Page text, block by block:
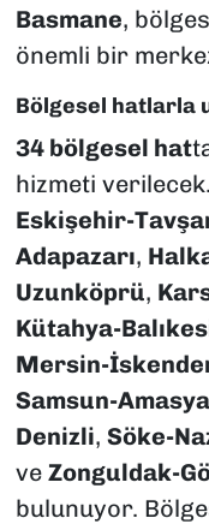
Basmane,
önemli bir
Bölgesel hatlarla
34 bölgesel hat
hizmeti
Eskişehir-
Adapazarı,
Uzunköprü,
Kütahya-
Mersin-
Samsun-Amasya
Denizli, Söke-
ve Zonguldak-
bulunuyor.